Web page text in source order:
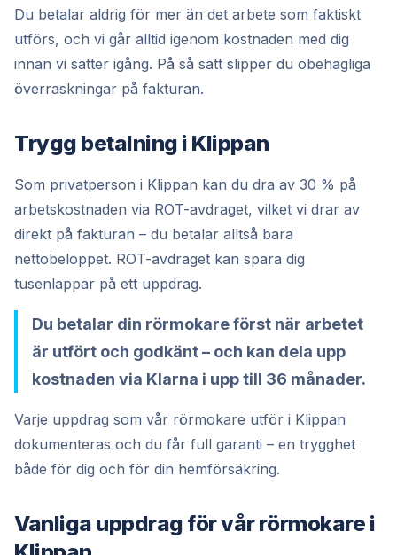
Du betalar aldrig för mer än det arbete som faktiskt
utförs, och vi går alltid igenom kostnaden med dig
innan vi sätter igång. På så sätt slipper du obehagliga
överraskningar på fakturan.
Trygg betalning i Klippan
Som privatperson i Klippan kan du dra av 30 % på
arbetskostnaden via ROT-avdraget, vilket vi drar av
direkt på fakturan – du betalar alltså bara
nettobeloppet. ROT-avdraget kan spara dig
tusenlappar på ett uppdrag.
Du betalar din rörmokare först när arbetet
är utfört och godkänt – och kan dela upp
kostnaden via Klarna i upp till 36 månader.
Varje uppdrag som vår rörmokare utför i Klippan
dokumenteras och du får full garanti – en trygghet
både för dig och för din hemförsäkring.
Vanliga uppdrag för vårrörmokare i